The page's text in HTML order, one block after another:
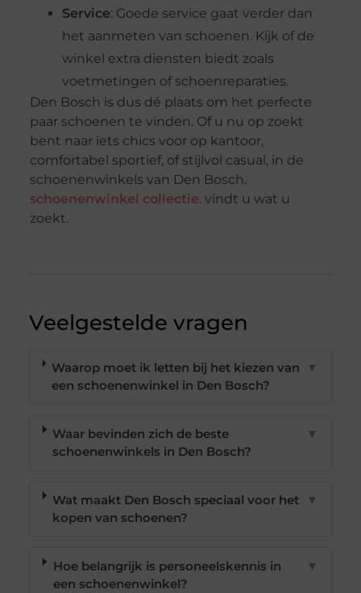
Service: Goede service gaat verder dan
het aanmeten van schoenen. Kijk of de
winkel extra diensten biedt zoals
voetmetingen of schoenreparaties.
Den Bosch is dus dé plaats om het perfecte
paar schoenen te vinden. Of u nu op zoekt
bent naar iets chics voor op kantoor,
comfortabel sportief, of stijlvol casual, in de
schoenenwinkels van Den Bosch.
schoenenwinkel collectie. vindt u wat u
zoekt.
Veelgestelde vragen
Waarop moet ik letten bij het kiezen van
een schoenenwinkel in Den Bosch?
▼
Waar bevinden zich de beste
schoenenwinkels in Den Bosch?
▼
Wat maakt Den Bosch speciaal voor het
kopen van schoenen?
▼
Hoe belangrijk is personeelskennis in
een schoenenwinkel?
▼